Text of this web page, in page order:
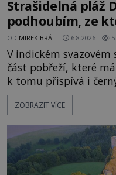
Strašidelná pláž
podhoubím, ze
OD MIREK BRÁT 6.8.2026
V indickém
část pobřeží, které
k tomu přispívá i
pláž takové netypické
pravdivé historky, že
následovat.
Surat. Gu
ZOBRAZIT VÍCE